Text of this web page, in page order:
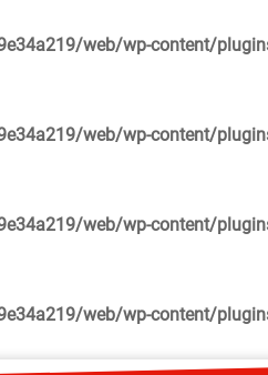
web/wp-content/
web/wp-content/
web/wp-content/
web/wp-content/